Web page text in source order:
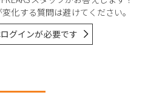
化する質問は避けてください。
グインが必要です